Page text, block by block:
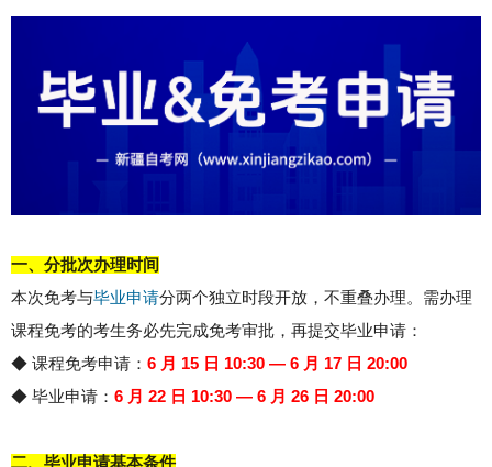
一、分批次办理时间
本次免考与毕业申请分两个独立时段开放，不重叠办理。需办理
课程免考的考生务必先完成免考审批，再提交毕业申请：
◆ 课程免考申请： 6 月 15 日 10:30 — 6 月 17 日 20:00
◆ 毕业申请： 6 月 22 日 10:30 — 6 月 26 日 20:00
二、毕业申请基本条件